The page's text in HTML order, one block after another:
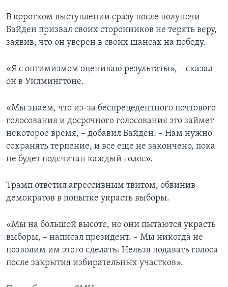
В коротком выступлении сразу после полуночи
Байден призвал своих сторонников не терять веру,
заявив, что он уверен в своих шансах на победу.
«Я с оптимизмом оцениваю результаты», – сказал
он в Уилмингтоне.
«Мы знаем, что из-за беспрецедентного почтового
голосования и досрочного голосования это займет
некоторое время, – добавил Байден. – Нам нужно
сохранять терпение, и все еще не закончено, пока
не будет подсчитан каждый голос».
Трамп ответил агрессивным твитом, обвинив
демократов в попытке украсть выборы.
«Мы на большой высоте, но они пытаются украсть
выборы, – написал президент. – Мы никогда не
позволим им этого сделать. Нельзя подавать голоса
после закрытия избирательных участков».